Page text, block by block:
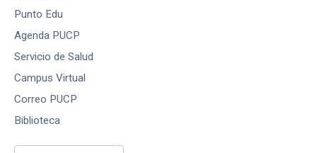
Punto Edu
Agenda PUCP
Servicio de Salud
Campus Virtual
Correo PUCP
Biblioteca